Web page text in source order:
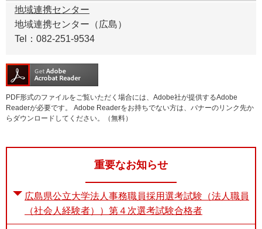
地域連携センター
地域連携センター（広島）
Tel：082-251-9534
PDF形式のファイルをご覧いただく場合には、Adobe社が提供するAdobe
Readerが必要です。
Adobe Readerをお持ちでない方は、バナーのリンク先か
らダウンロードしてください。（無料）
重要なお知らせ
広島県公立大学法人事務職員採用選考試験（法人職員
（社会人経験者））第４次選考試験合格者